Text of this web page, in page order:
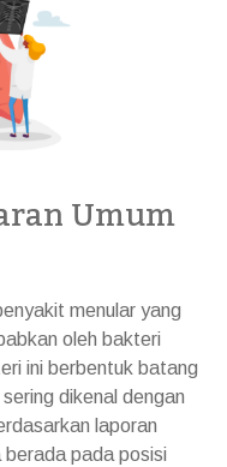
Umum
menular yang
oleh bakteri
ini berbentuk batang
dikenal dengan
laporan
berada pada posisi